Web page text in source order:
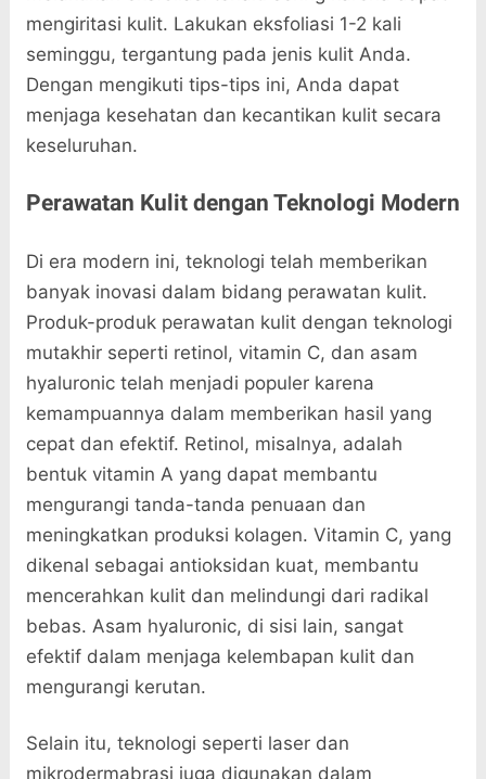
mengiritasi kulit. Lakukan eksfoliasi 1-2 kali
seminggu, tergantung pada jenis kulit Anda.
Dengan mengikuti tips-tips ini, Anda dapat
menjaga kesehatan dan kecantikan kulit secara
keseluruhan.
Perawatan Kulit dengan Teknologi Modern
Di era modern ini, teknologi telah memberikan
banyak inovasi dalam bidang perawatan kulit.
Produk-produk perawatan kulit dengan teknologi
mutakhir seperti retinol, vitamin C, dan asam
hyaluronic telah menjadi populer karena
kemampuannya dalam memberikan hasil yang
cepat dan efektif. Retinol, misalnya, adalah
bentuk vitamin A yang dapat membantu
mengurangi tanda-tanda penuaan dan
meningkatkan produksi kolagen. Vitamin C, yang
dikenal sebagai antioksidan kuat, membantu
mencerahkan kulit dan melindungi dari radikal
bebas. Asam hyaluronic, di sisi lain, sangat
efektif dalam menjaga kelembapan kulit dan
mengurangi kerutan.
Selain itu, teknologi seperti laser dan
mikrodermabrasi juga digunakan dalam